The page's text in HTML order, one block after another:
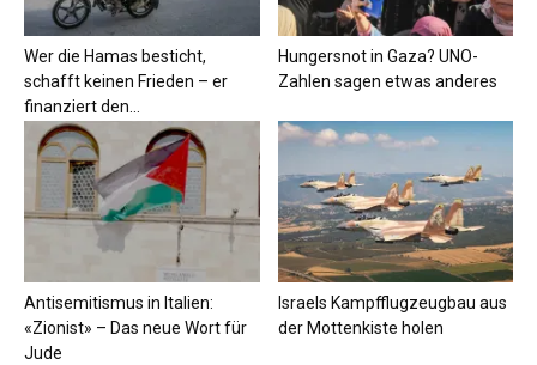
Wer die Hamas besticht,
schafft keinen Frieden – er
finanziert den...
Hungersnot in Gaza? UNO-
Zahlen sagen etwas anderes
Antisemitismus in Italien:
«Zionist» – Das neue Wort für
Jude
Israels Kampfflugzeugbau aus
der Mottenkiste holen